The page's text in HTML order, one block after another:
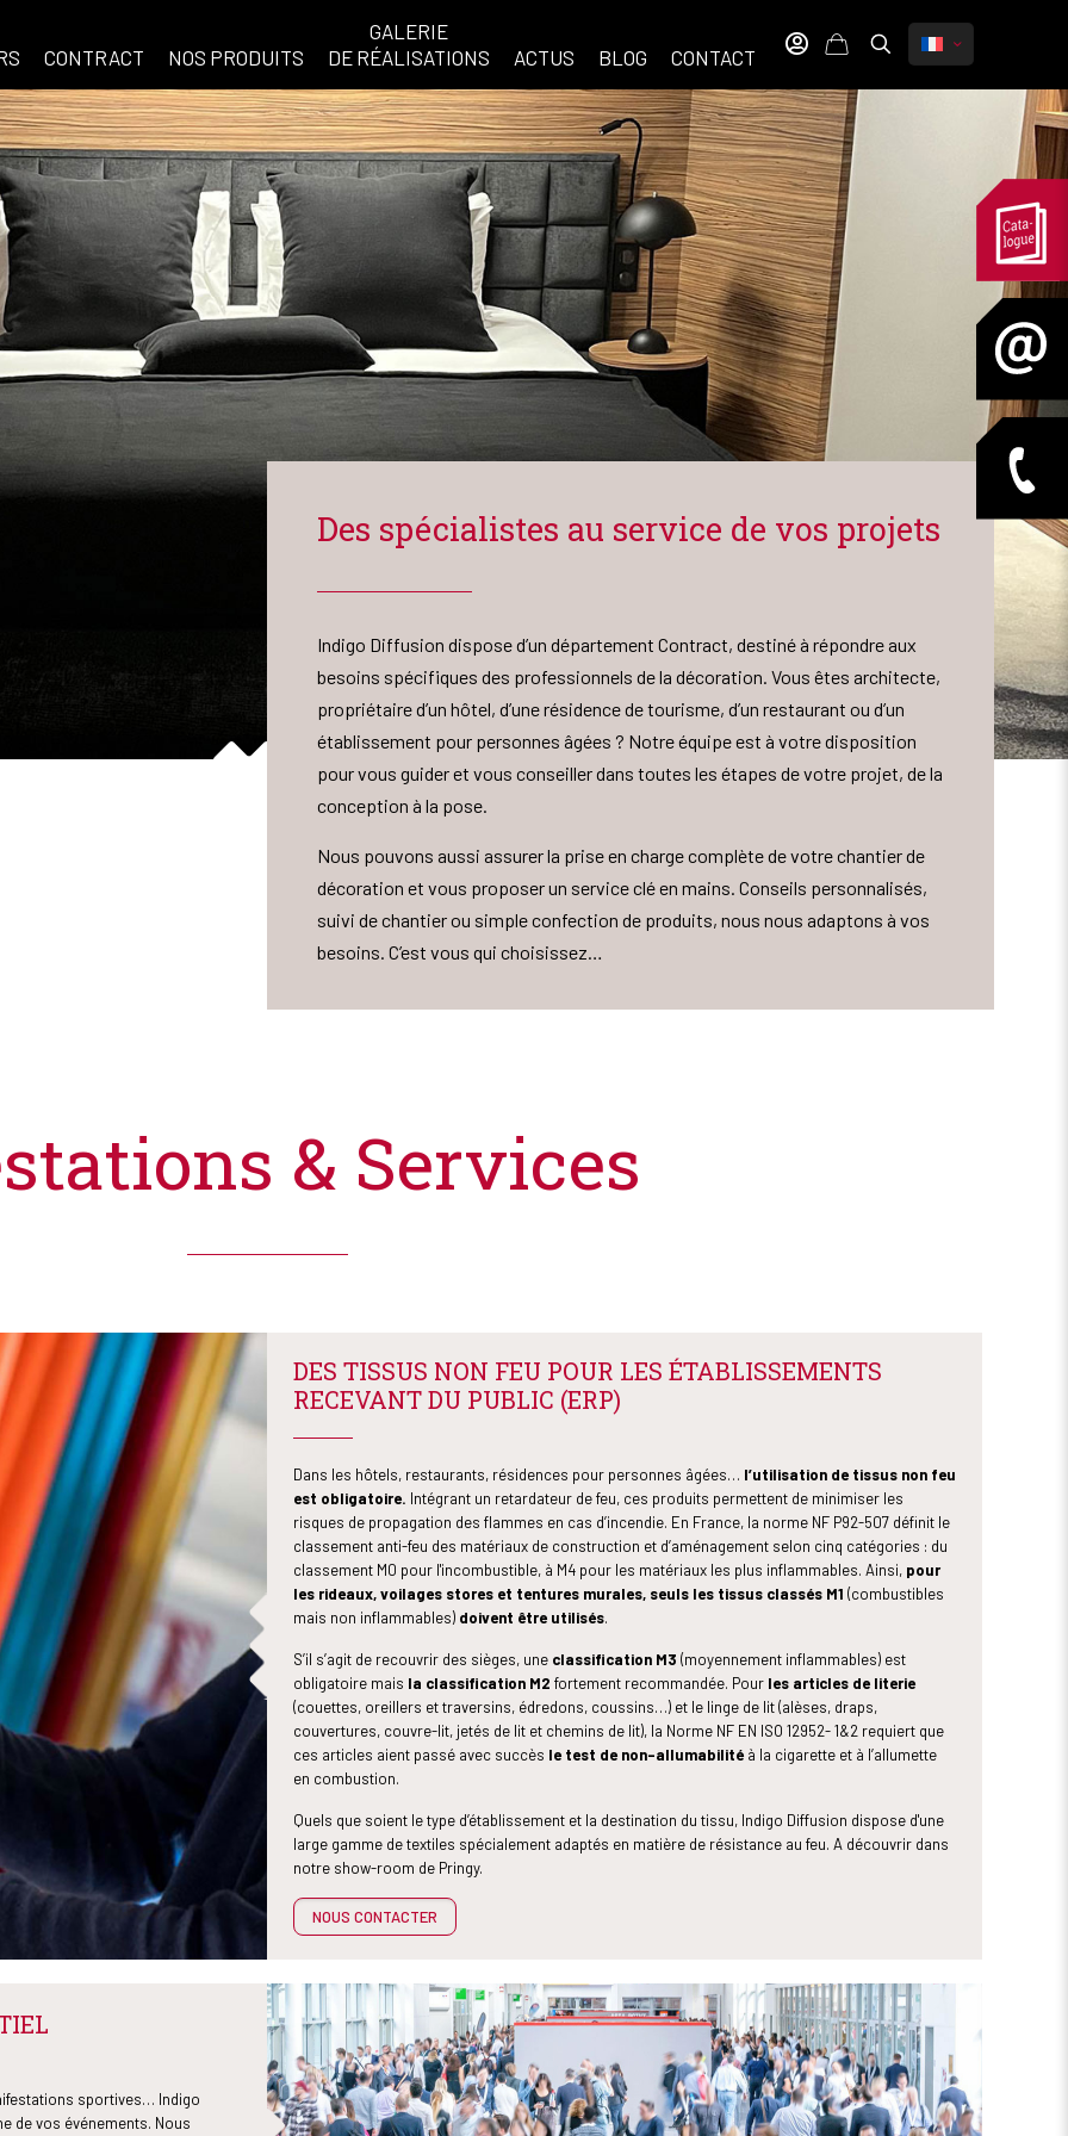
CONTRACT NOS PRODUITS
GALERIE
DE RÉALISATIONS
ACTUS BLOG CONTACT
Des spécialistes au service de vos projets
Indigo Diffusion dispose d’un département Contract, destiné à répondre aux
besoins spécifiques des professionnels de la décoration. Vous êtes architecte,
propriétaire d’un hôtel, d’une résidence de tourisme, d’un restaurant ou d’un
établissement pour personnes âgées ? Notre équipe est à votre disposition
pour vous guider et vous conseiller dans toutes les étapes de votre projet, de la
conception à la pose.
Nous pouvons aussi assurer la prise en charge complète de votre chantier de
décoration et vous proposer un service clé en mains. Conseils personnalisés,
suivi de chantier ou simple confection de produits, nous nous adaptons à vos
besoins. C’est vous qui choisissez…
& Services
DES TISSUS NON FEU POUR LES ÉTABLISSEMENTS
RECEVANT DU PUBLIC (ERP)
Dans les hôtels, restaurants, résidences pour personnes âgées… l’utilisation de tissus non feu
est obligatoire. Intégrant un retardateur de feu, ces produits permettent de minimiser les
risques de propagation des flammes en cas d’incendie. En France, la norme NF P92-507 définit le
classement anti-feu des matériaux de construction et d’aménagement selon cinq catégories : du
classement M0 pour l'incombustible, à M4 pour les matériaux les plus inflammables. Ainsi, pour
les rideaux, voilages stores et tentures murales, seuls les tissus classés M1 (combustibles
mais non inflammables) doivent être utilisés.
S’il s’agit de recouvrir des sièges, une classification M3 (moyennement inflammables) est
obligatoire mais la classification M2 fortement recommandée. Pour les articles de literie
(couettes, oreillers et traversins, édredons, coussins…) et le linge de lit (alèses, draps,
couvertures, couvre-lit, jetés de lit et chemins de lit), la Norme NF EN ISO 12952- 1&2 requiert que
ces articles aient passé avec succès le test de non-allumabilité à la cigarette et à l’allumette
en combustion.
Quels que soient le type d’établissement et la destination du tissu, Indigo Diffusion dispose d'une
large gamme de textiles spécialement adaptés en matière de résistance au feu. A découvrir dans
notre show-room de Pringy.
NOUS CONTACTER
sportives… Indigo
de vos événements. Nous